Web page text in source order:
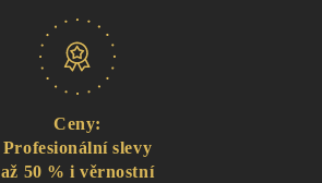
Ceny:
Profesionální slevy
až 50 % i věrnostní